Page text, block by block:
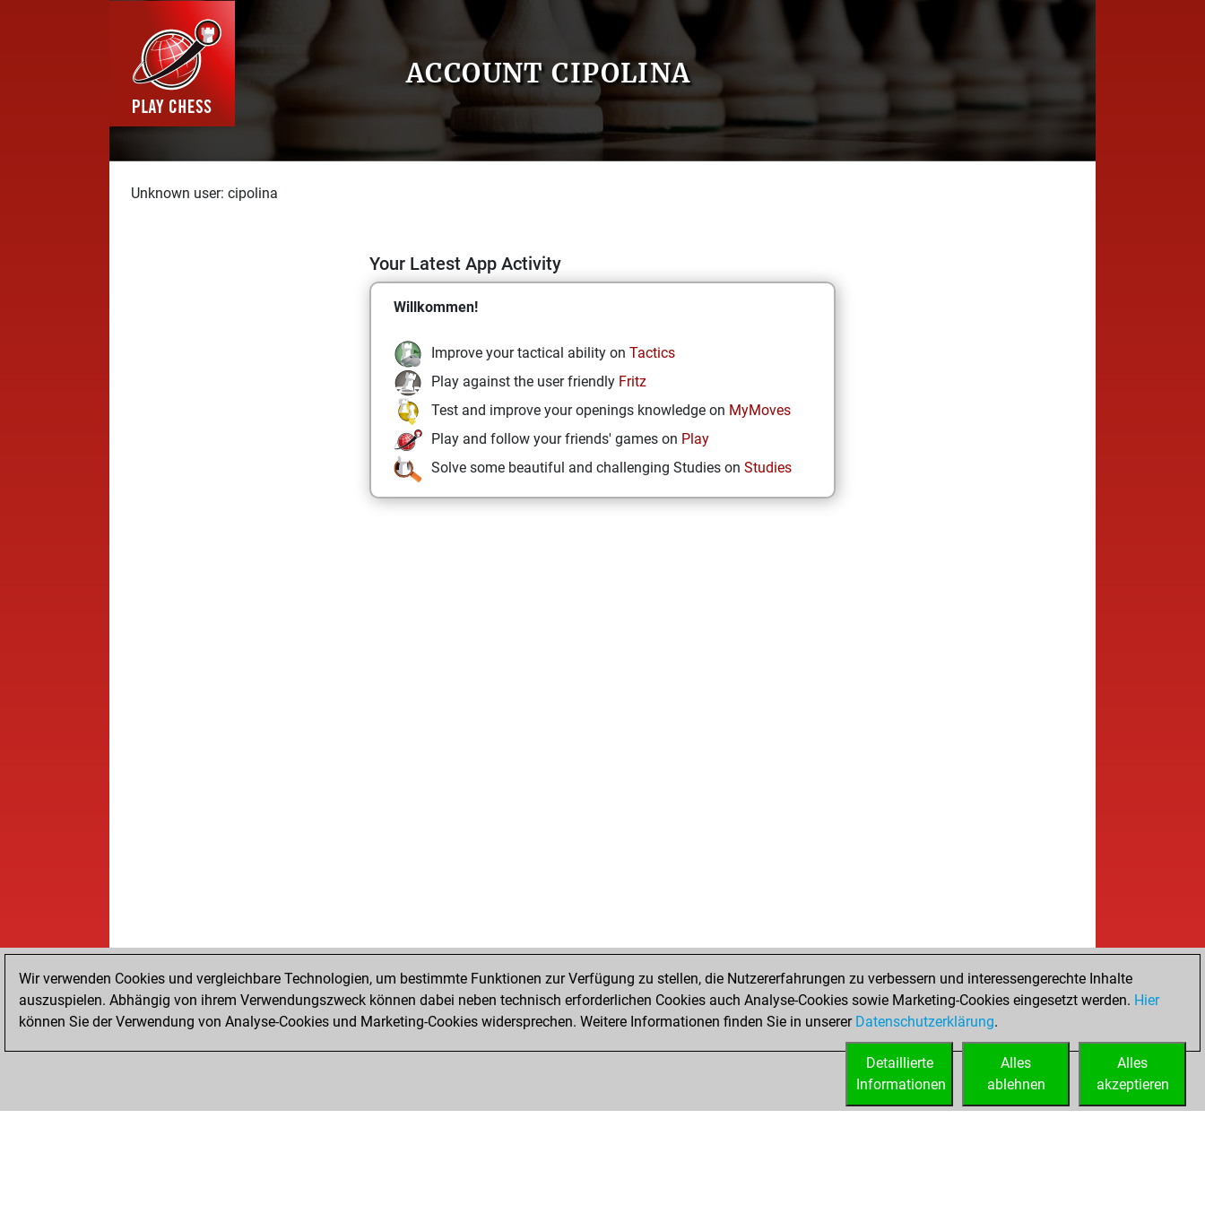
ACCOUNT CIPOLINA
Unknown user: cipolina
Your Latest App Activity
Willkommen!
Improve your tactical ability on Tactics
Play against the user friendly Fritz
Test and improve your openings knowledge on MyMoves
Play and follow your friends' games on Play
Solve some beautiful and challenging Studies on Studies
Wir verwenden Cookies und vergleichbare Technologien, um bestimmte Funktionen zur Verfügung zu stellen, die Nutzererfahrungen zu verbessern und interessengerechte Inhalte
auszuspielen. Abhängig von ihrem Verwendungszweck können dabei neben technisch erforderlichen Cookies auch Analyse-Cookies sowie Marketing-Cookies eingesetzt werden. Hier
können Sie der Verwendung von Analyse-Cookies und Marketing-Cookies widersprechen. Weitere Informationen finden Sie in unserer Datenschutzerklärung.
Alles
akzeptieren
Alles
ablehnen
Detaillierte
Informationen